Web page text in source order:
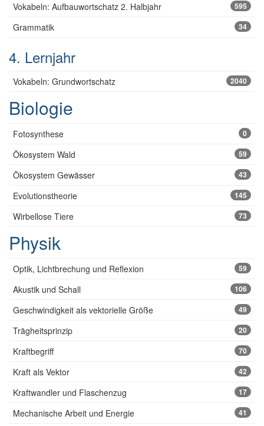
Vokabeln: Aufbauwortschatz 2. Halbjahr 595
Grammatik 34
4. Lernjahr
Vokabeln: Grundwortschatz 2040
Biologie
Fotosynthese 0
Ökosystem Wald 59
Ökosystem Gewässer 43
Evolutionstheorie 145
Wirbellose Tiere 73
Physik
Optik, Lichtbrechung und Reflexion 59
Akustik und Schall 106
Geschwindigkeit als vektorielle Größe 49
Trägheitsprinzip 20
Kraftbegriff 70
Kraft als Vektor 42
Kraftwandler und Flaschenzug 17
Mechanische Arbeit und Energie 41